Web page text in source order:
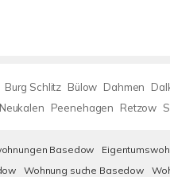
Burg Schlitz Bülow Dahmen
Neukalen Peenehagen Retzow
Basedow
Wohnung suche Basedow